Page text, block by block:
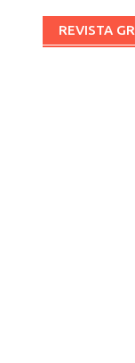
REVISTA